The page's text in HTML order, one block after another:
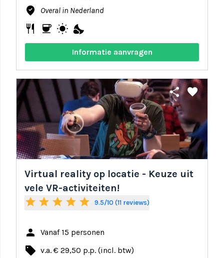
where_to_vote Overal in Nederland
restaurant coffee wb_sunny nights_stay
Informatie aanvragen
share favorite
Virtual reality op locatie - Keuze uit
vele VR-activiteiten!
star star star star star 9.5/10 (11 reviews)
person Vanaf 15 personen
local_offer v.a. € 29,50 p.p. (incl. btw)